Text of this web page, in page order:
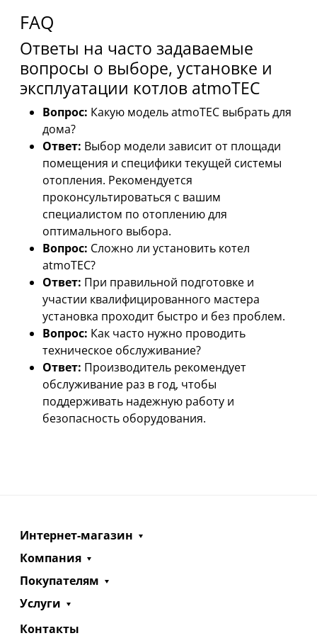
FAQ
Ответы на часто задаваемые
вопросы о выборе, установке и
эксплуатации котлов atmoTEC
Вопрос: Какую модель atmoTEC выбрать для
дома?
Ответ: Выбор модели зависит от площади
помещения и специфики текущей системы
отопления. Рекомендуется
проконсультироваться с вашим
специалистом по отоплению для
оптимального выбора.
Вопрос: Сложно ли установить котел
atmoTEC?
Ответ: При правильной подготовке и
участии квалифицированного мастера
установка проходит быстро и без проблем.
Вопрос: Как часто нужно проводить
техническое обслуживание?
Ответ: Производитель рекомендует
обслуживание раз в год, чтобы
поддерживать надежную работу и
безопасность оборудования.
Интернет-магазин
Компания
Покупателям
Услуги
Контакты